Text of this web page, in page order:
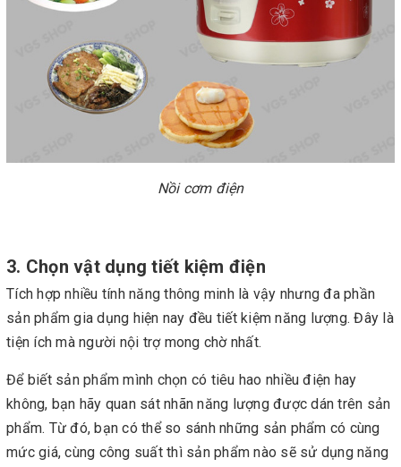
Nồi cơm điện
3. Chọn vật dụng tiết kiệm điện
Tích hợp nhiều tính năng thông minh là vậy nhưng đa phần
sản phẩm gia dụng hiện nay đều tiết kiệm năng lượng. Đây là
tiện ích mà người nội trợ mong chờ nhất.
Để biết sản phẩm mình chọn có tiêu hao nhiều điện hay
không, bạn hãy quan sát nhãn năng lượng được dán trên sản
phẩm. Từ đó, bạn có thể so sánh những sản phẩm có cùng
mức giá, cùng công suất thì sản phẩm nào sẽ sử dụng năng